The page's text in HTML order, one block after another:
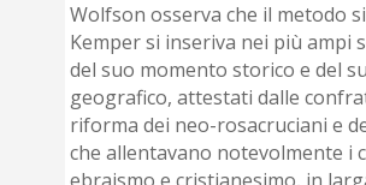
Wolfson osserva che il metodo
Kemper si inseriva nei più ampi
del suo momento storico e del
geografico, attestati dalle
riforma dei neo-rosacruciani e
che allentavano notevolmente i